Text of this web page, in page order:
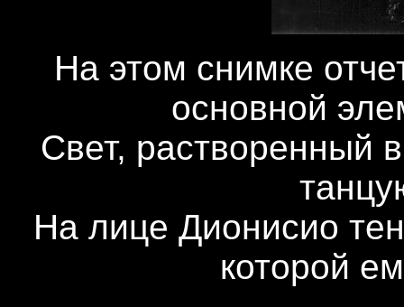
На этом снимке
основной
Свет, растворенный
На лице Дионисио
которой